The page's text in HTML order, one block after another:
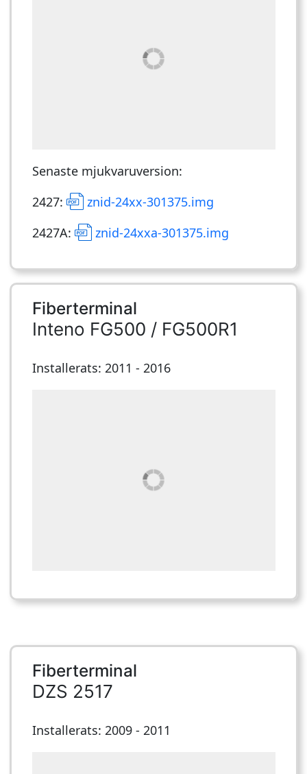
Senaste mjukvaruversion:
2427:
znid-24xx-301375.img
2427A:
znid-24xxa-301375.img
Fiberterminal
Inteno FG500 / FG500R1
Installerats: 2011 - 2016
Fiberterminal
DZS 2517
Installerats: 2009 - 2011